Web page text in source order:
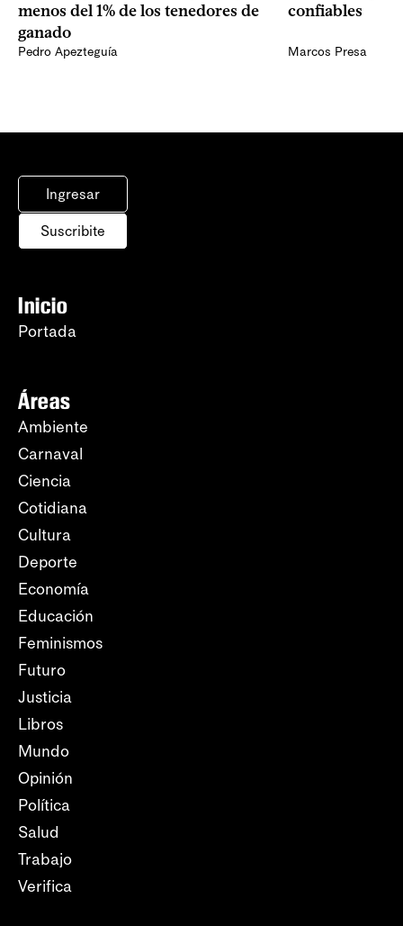
menos del 1% de los tenedores de
ganado
Pedro Apezteguía
confiables
Marcos Presa
Ingresar
Suscribite
Inicio
Portada
Áreas
Ambiente
Carnaval
Ciencia
Cotidiana
Cultura
Deporte
Economía
Educación
Feminismos
Futuro
Justicia
Libros
Mundo
Opinión
Política
Salud
Trabajo
Verifica